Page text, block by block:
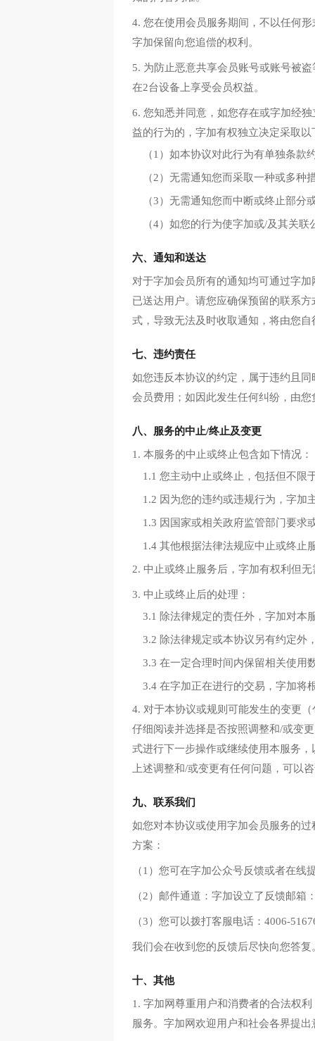
4. 您在使用会员服务期间，不以任何
字加保留向您追偿的权利。
5. 为防止恶意共享会员账号或账号被
在2台设备上享受会员权益。
6. 您知悉并同意，如您存在或字加经
益的行为的，字加有权独立决定采取
（1）如本协议对此行为有单独条
（2）无需通知您而采取一种或多
（3）无需通知您而中断或终止部
（4）如您的行为使字加或/及其关
六、通知和送达
对于字加会员所有的通知均可通过字
已送达用户。请您应确保预留的联系
式，导致无法及时收取通知，将由您
七、违约责任
如您违反本协议的约定，属于违约且
会员费用；如因此发生任何纠纷，由
八、服务的中止/终止及变更
1. 本服务的中止或终止包含如下情况：
1.1 您主动中止或终止，包括但不限
1.2 因为您的违约或违规行为，字加
1.3 因国家或相关政府监管部门要求
1.4 其他根据法律法规应中止或终止
2. 中止或终止服务后，字加有权利但
3. 中止或终止后的处理：
3.1 除法律规定的责任外，字加对本
3.2 除法律规定或本协议另有约定外
3.3 在一定合理时间内保留相关使用
3.4 在字加正在进行的交易，字加将
4. 对于本协议或规则可能发生的变更
仔细阅读并选择是否按照调整和/或变
式进行下一步操作或继续使用本服务
上述调整和/或变更有任何问题，可以
九、联系我们
如您对本协议或使用字加会员服务的
方案：
（1）您可在字加公众号反馈或者在线
（2）邮件通道：字加设立了反馈邮箱
（3）您可以拨打客服电话：4006-
我们会在收到您的反馈后尽快向您答复
十、其他
1. 字加网尊重用户和消费者的合法权
服务。字加网欢迎用户和社会各界提